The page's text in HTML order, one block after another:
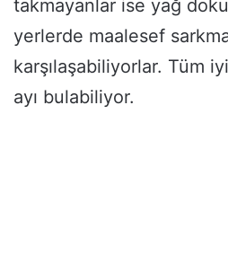
takmayanlar ise yağ
yerlerde maalesef
karşılaşabiliyorlar. Tüm
ayı bulabiliyor.